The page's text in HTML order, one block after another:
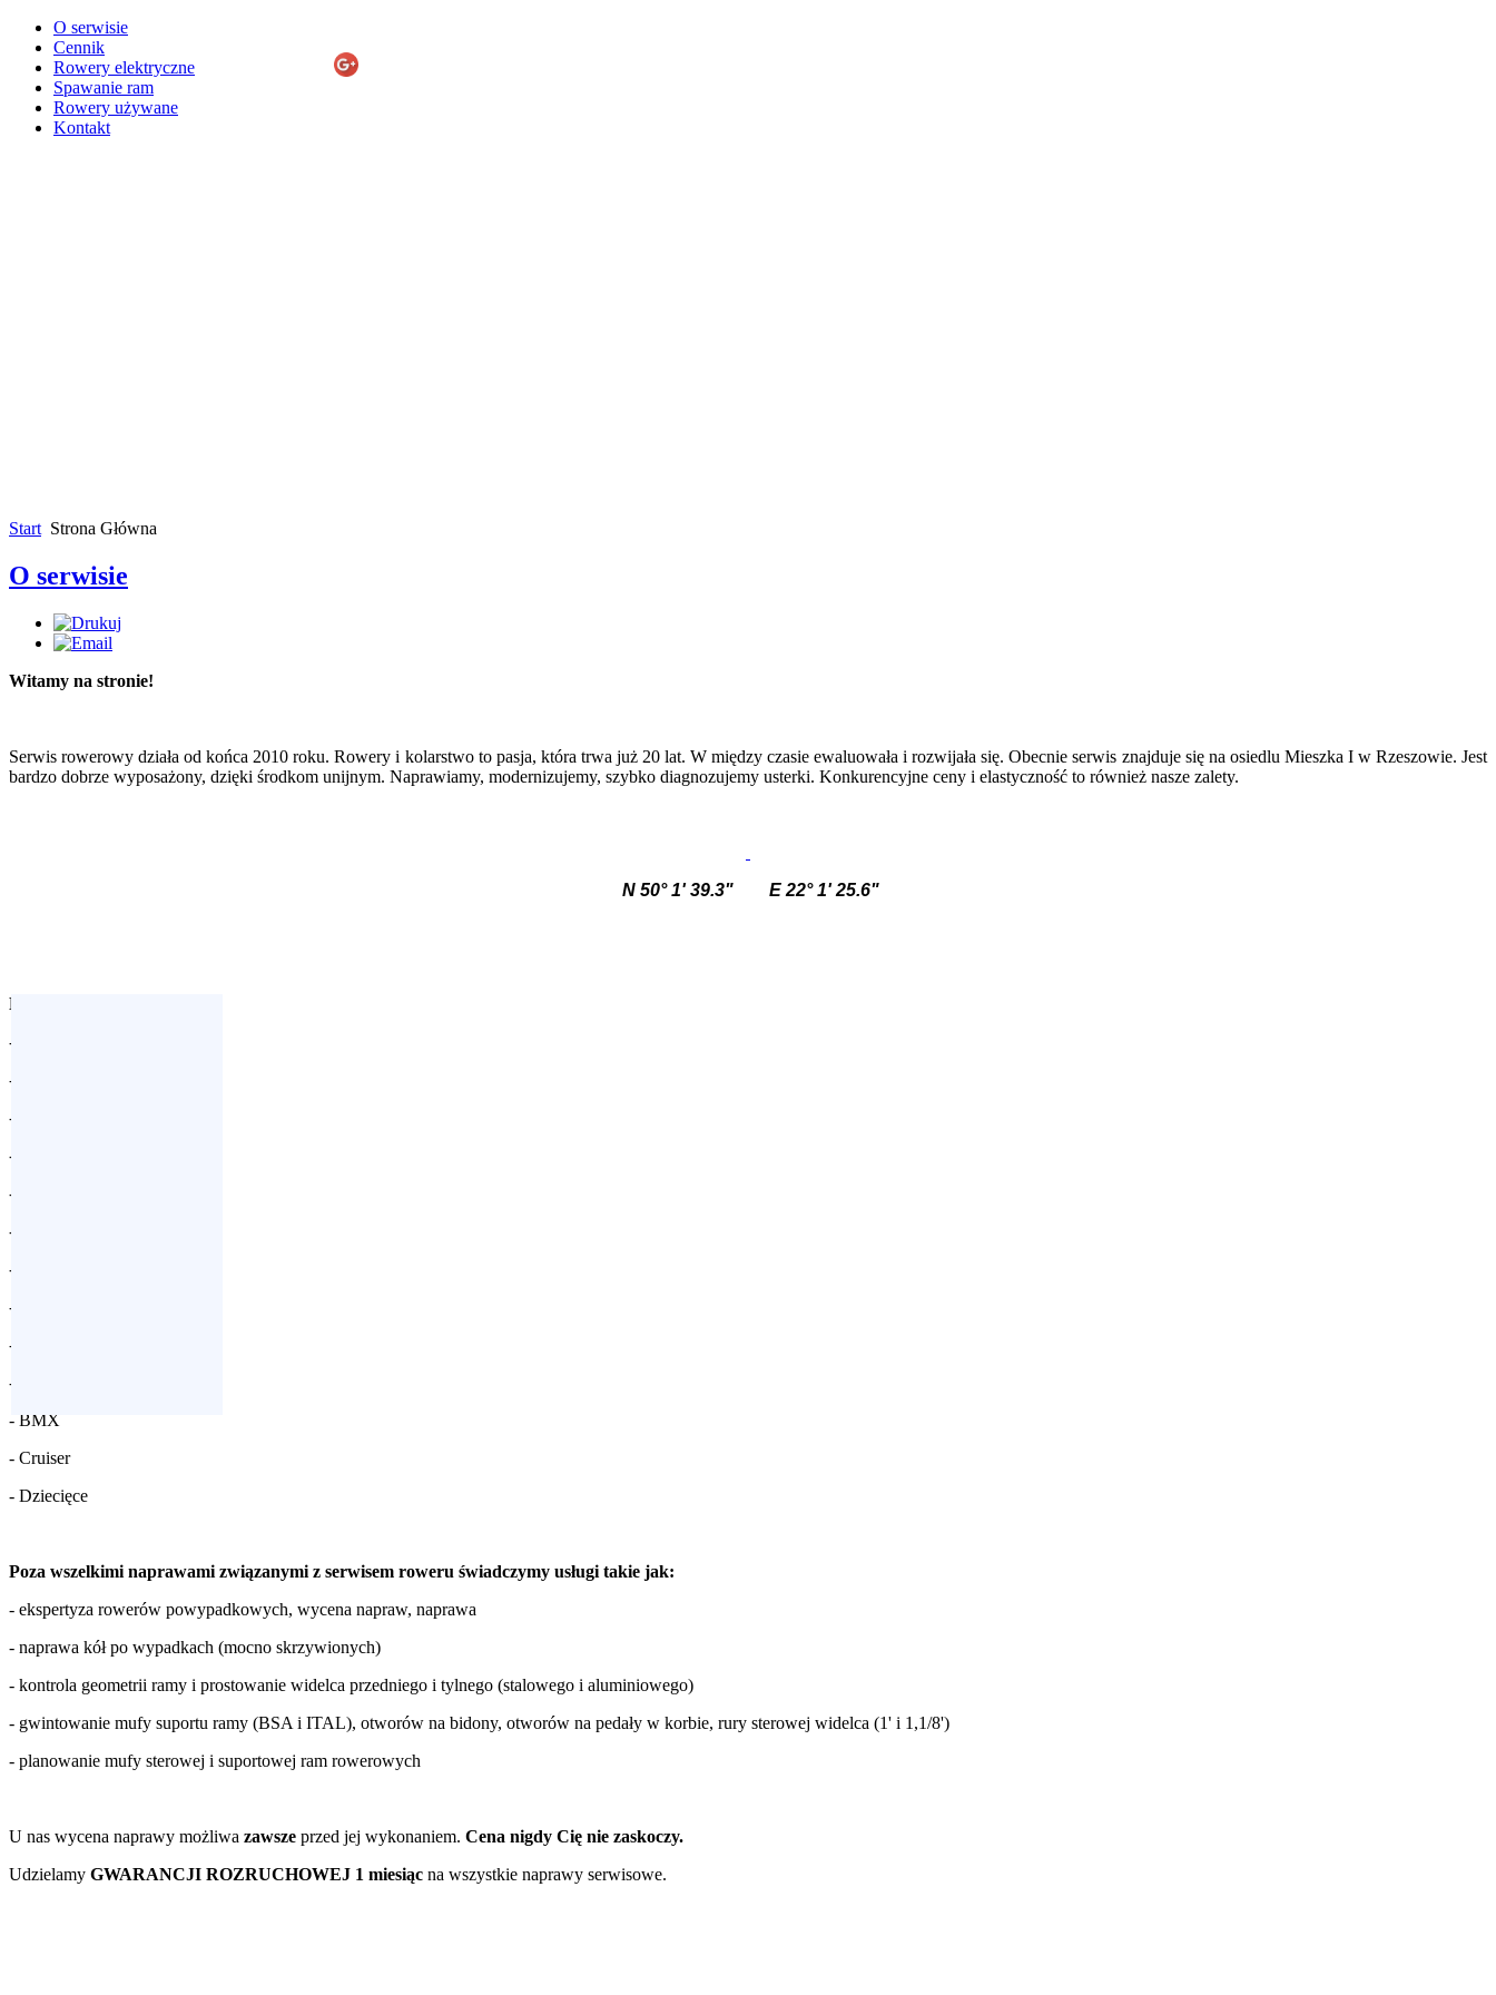
O serwisie
Cennik
Rowery elektryczne
Spawanie ram
Rowery używane
Kontakt
Start Strona Główna
O serwisie
Witamy na stronie!
Serwis rowerowy działa od końca 2010 roku. Rowery i kolarstwo to pasja, która trwa już 20 lat. W między czasie ewaluowała i rozwijała się. Obecnie serwis znajduje się na osiedlu Mieszka I w Rzeszowie. Jest
bardzo dobrze wyposażony, dzięki środkom unijnym. Naprawiamy, modernizujemy, szybko diagnozujemy usterki. Konkurencyjne ceny i elastyczność to również nasze zalety.
N 50° 1' 39.3" E 22° 1' 25.6"
Naprawiamy rowery:
- Szosowe (kolarki)
- Górskie (MTB)
- ATB
- Trekking
- City (Miejskie)
- Enduro
- Freeride
- DH
- DJ (Dirt Jump)
- Dual
- BMX
- Cruiser
- Dziecięce
Poza wszelkimi naprawami związanymi z serwisem roweru świadczymy usługi takie jak:
- ekspertyza rowerów powypadkowych, wycena napraw, naprawa
- naprawa kół po wypadkach (mocno skrzywionych)
- kontrola geometrii ramy i prostowanie widelca przedniego i tylnego (stalowego i aluminiowego)
- gwintowanie mufy suportu ramy (BSA i ITAL), otworów na bidony, otworów na pedały w korbie, rury sterowej widelca (1' i 1,1/8')
- planowanie mufy sterowej i suportowej ram rowerowych
U nas wycena naprawy możliwa zawsze przed jej wykonaniem. Cena nigdy Cię nie zaskoczy.
Udzielamy GWARANCJI ROZRUCHOWEJ 1 miesiąc na wszystkie naprawy serwisowe.